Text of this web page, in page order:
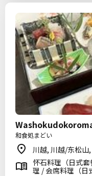
和食処まどい
川越, 川越/东松山
怀石料理（日式
理 / 会席料理（日